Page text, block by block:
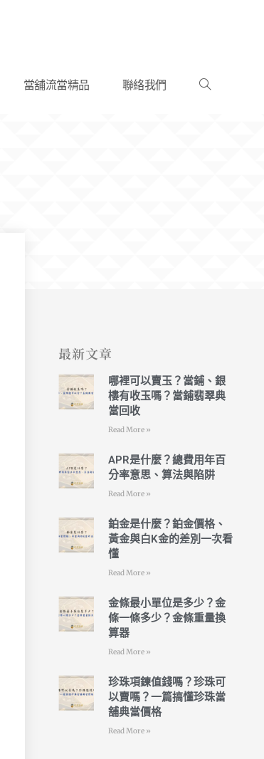
當舖流當精品 聯絡我們
最新文章
哪裡可以賣玉？當鋪、銀
樓有收玉嗎？當鋪翡翠典
當回收
Read More »
APR是什麼？總費用年百
分率意思、算法與陷阱
Read More »
鉑金是什麼？鉑金價格、
黃金與白K金的差別一次看
懂
Read More »
金條最小單位是多少？金
條一條多少？金條重量換
算器
Read More »
珍珠項鍊值錢嗎？珍珠可
以賣嗎？一篇搞懂珍珠當
舖典當價格
Read More »